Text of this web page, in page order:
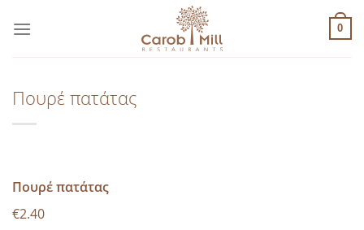
στο
0
Πουρέ πατάτας
Πουρέ πατάτας
€2.40